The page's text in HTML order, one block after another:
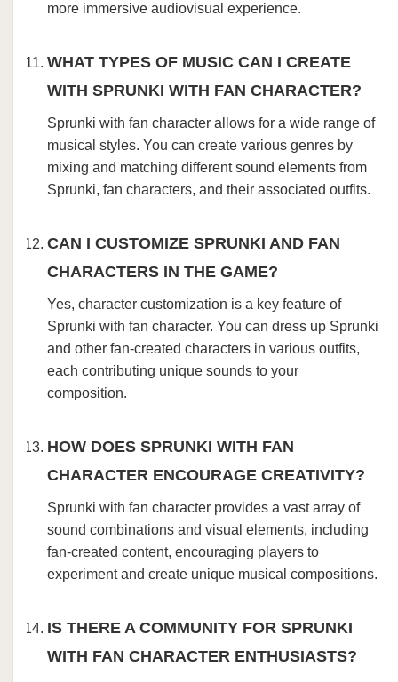
more immersive audiovisual experience.
WHAT TYPES OF MUSIC CAN I CREATE
WITH SPRUNKI WITH FAN CHARACTER?
Sprunki with fan character allows for a wide range of
musical styles. You can create various genres by
mixing and matching different sound elements from
Sprunki, fan characters, and their associated outfits.
CAN I CUSTOMIZE SPRUNKI AND FAN
CHARACTERS IN THE GAME?
Yes, character customization is a key feature of
Sprunki with fan character. You can dress up Sprunki
and other fan-created characters in various outfits,
each contributing unique sounds to your
composition.
HOW DOES SPRUNKI WITH FAN
CHARACTER ENCOURAGE CREATIVITY?
Sprunki with fan character provides a vast array of
sound combinations and visual elements, including
fan-created content, encouraging players to
experiment and create unique musical compositions.
IS THERE A COMMUNITY FOR SPRUNKI
WITH FAN CHARACTER ENTHUSIASTS?